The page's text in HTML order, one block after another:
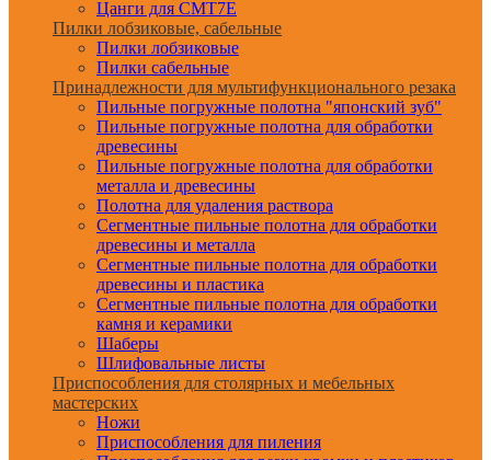
Цанги для CMT7E
Пилки лобзиковые, сабельные
Пилки лобзиковые
Пилки сабельные
Принадлежности для мультифункционального резака
Пильные погружные полотна "японский зуб"
Пильные погружные полотна для обработки
древесины
Пильные погружные полотна для обработки
металла и древесины
Полотна для удаления раствора
Сегментные пильные полотна для обработки
древесины и металла
Сегментные пильные полотна для обработки
древесины и пластика
Сегментные пильные полотна для обработки
камня и керамики
Шаберы
Шлифовальные листы
Приспособления для столярных и мебельных
мастерских
Ножи
Приспособления для пиления